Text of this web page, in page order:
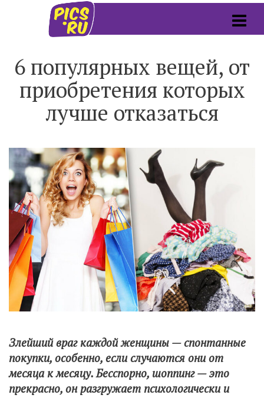
6 популярных вещей, от
приобретения которых
лучше отказаться
Злейший враг каждой женщины — спонтанные
покупки, особенно, если случаются они от
месяца к месяцу. Бесспорно, шоппинг — это
прекрасно, он разгружает психологически и